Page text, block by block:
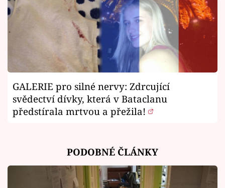
GALERIE pro silné nervy: Zdrcující
svědectví dívky, která v Bataclanu
předstírala mrtvou a přežila!
PODOBNÉ ČLÁNKY